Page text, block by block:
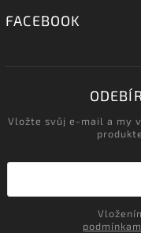
FACEBOOK
Vložte svůj e-mail a my